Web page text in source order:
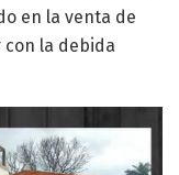
en la venta de
la debida